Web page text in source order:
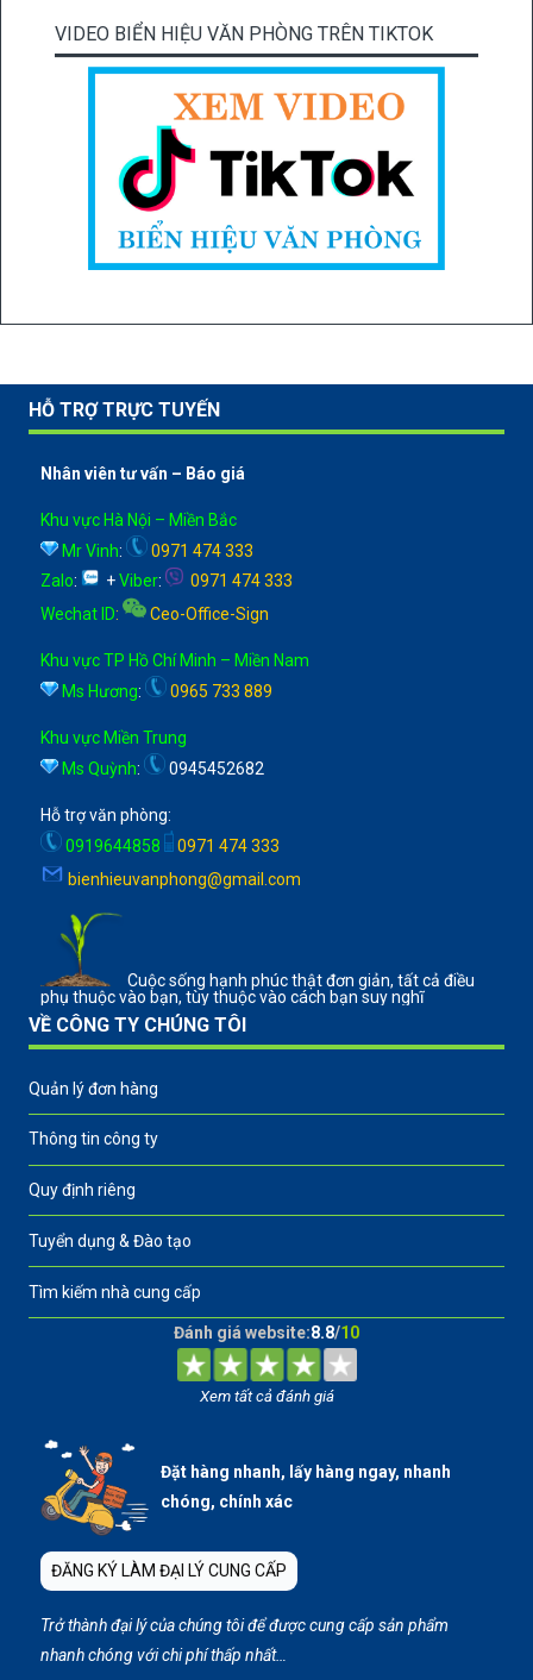
VIDEO BIỂN HIỆU VĂN PHÒNG TRÊN TIKTOK
HỖ TRỢ TRỰC TUYẾN
Nhân viên tư vấn – Báo giá
Khu vực Hà Nội – Miền Bắc
Mr Vinh:
0971 474 333
Zalo: +Viber:
0971 474 333
Wechat ID: Ceo-Office-Sign
Khu vực TP Hồ Chí Minh – Miền Nam
Ms Hương: 0965 733 889
Khu vực Miền Trung
Ms Quỳnh: 0945452682
Hỗ trợ văn phòng:
0919644858
0971 474 333
bienhieuvanphong@gmail.com
Cuộc sống hạnh phúc thật đơn giản, tất cả điều
phụ thuộc vào bạn, tùy thuộc vào cách bạn suy nghĩ
VỀ CÔNG TY CHÚNG TÔI
Quản lý đơn hàng
Thông tin công ty
Quy định riêng
Tuyển dụng & Đào tạo
Tìm kiếm nhà cung cấp
Đánh giá website:8.8/10
Xem tất cả đánh giá
Đặt hàng nhanh, lấy hàng ngay, nhanh
chóng, chính xác
ĐĂNG KÝ LÀM ĐẠI LÝ CUNG CẤP
Trở thành đại lý của chúng tôi để được cung cấp sản phẩm
nhanh chóng với chi phí thấp nhất…